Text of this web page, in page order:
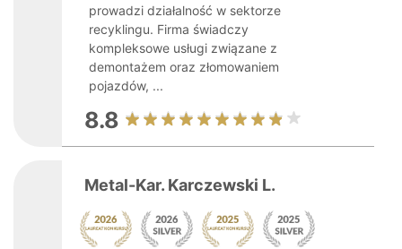
prowadzi działalność w sektorze
recyklingu. Firma świadczy
kompleksowe usługi związane z
demontażem oraz złomowaniem
pojazdów, ...
8.8
Metal-Kar. Karczewski L.